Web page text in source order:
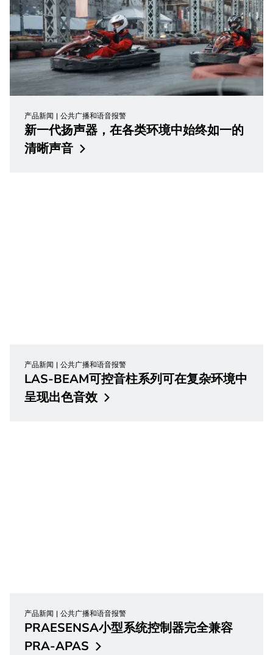
产品新闻 公共广播和语音报警
新一代扬声器，在各类环境中始终如一的
清晰声音
产品新闻 公共广播和语音报警
LAS-BEAM可控音柱系列可在复杂环境中
呈现出色音效
产品新闻 公共广播和语音报警
PRAESENSA小型系统控制器完全兼容
PRA-APAS